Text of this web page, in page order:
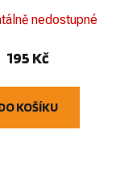
nedostupné
195 Kč
KOŠÍKU